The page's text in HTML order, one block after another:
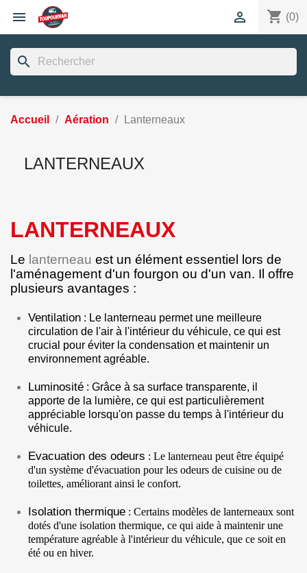
 shopping_cart (0)

search
Accueil Aération Lanterneaux
LANTERNEAUX
LANTERNEAUX
Le lanterneau est un élément essentiel lors de
l'aménagement d'un fourgon ou d'un van. Il offre
plusieurs avantages :
Ventilation : Le lanterneau permet une meilleure
circulation de l'air à l'intérieur du véhicule, ce qui est
crucial pour éviter la condensation et maintenir un
environnement agréable.
Luminosité : Grâce à sa surface transparente, il
apporte de la lumière, ce qui est particulièrement
appréciable lorsqu'on passe du temps à l'intérieur du
véhicule.
Evacuation des odeurs : Le lanterneau peut être équipé
d'un système d'évacuation pour les odeurs de cuisine ou de
toilettes, améliorant ainsi le confort.
Isolation thermique : Certains modèles de lanterneaux sont
dotés d'une isolation thermique, ce qui aide à maintenir une
température agréable à l'intérieur du véhicule, que ce soit en
été ou en hiver.